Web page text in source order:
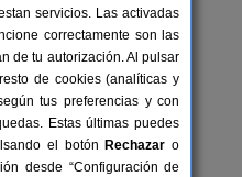
2-21+2 pers.
desde28 €
servicios. Las activadas
correctamente son las
de tu autorización. Al pulsar
de cookies (analíticas y
tus preferencias y con
Estas últimas puedes
el botón Rechazar o
desde “Configuración de